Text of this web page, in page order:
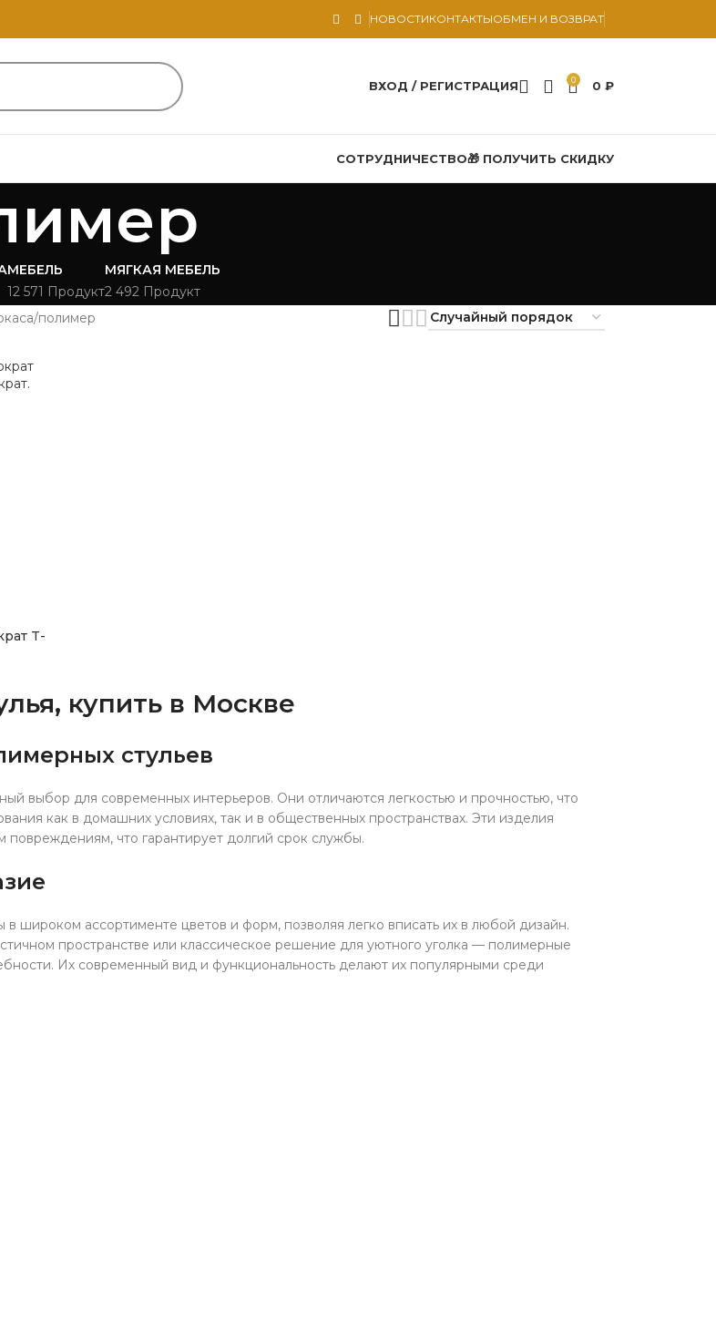
НОВОСТИКОНТАКТЫОБМЕН И ВОЗВРАТ
ВХОД / РЕГИСТРАЦИЯ 0 0 ₽
СОТРУДНИЧЕСТВО🎁 ПОЛУЧИТЬ СКИДКУ
МЕБЕЛЬ
12 571 Продукт
МЯГКАЯ МЕБЕЛЬ
2 492 Продукт
полимер
T-
купить в Москве
стульев
выбор для современных интерьеров. Они отличаются легкостью и прочностью, что
как в домашних условиях, так и в общественных пространствах. Эти изделия
повреждениям, что гарантирует долгий срок службы.
в широком ассортименте цветов и форм, позволяя легко вписать их в любой дизайн.
пространстве или классическое решение для уютного уголка — полимерные
Их современный вид и функциональность делают их популярными среди